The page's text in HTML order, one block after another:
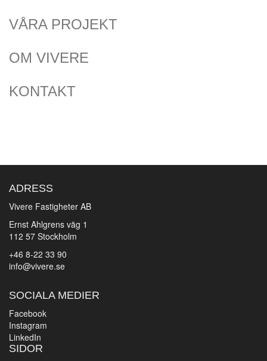
VÅRA PROJEKT
OM VIVERE
KONTAKT
ADRESS
Vivere Fastigheter AB
Ernst Ahlgrens väg 1
112 57 Stockholm
+46 8-22 33 90
info@vivere.se
SOCIALA MEDIER
Facebook
Instagram
LinkedIn
SIDOR